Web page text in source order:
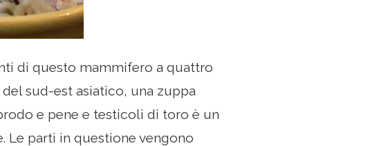
di questo mammifero a quattro
sud-est asiatico, una zuppa
e pene e testicoli di toro è un
Le parti in questione vengono